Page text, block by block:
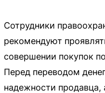
Сотрудники
рекомендуют
совершении покупок
Перед переводом
надежности продавца,